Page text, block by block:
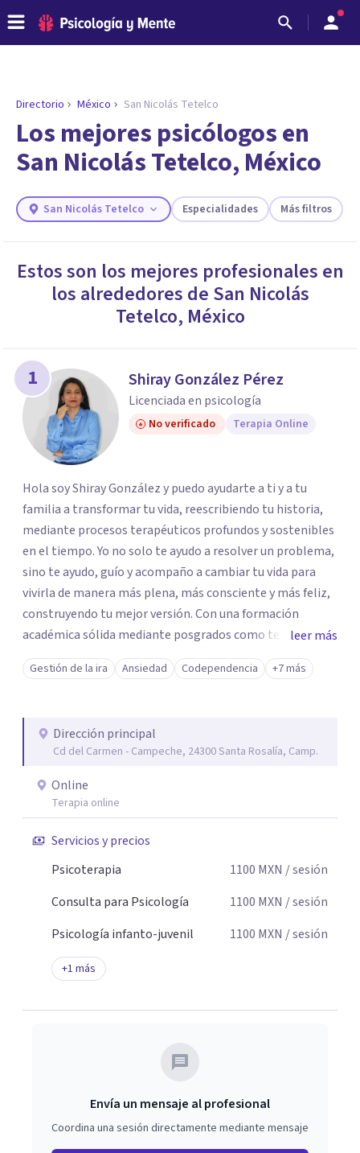
ENCONTRAR MI TERAPEUTA
¿Necesitas ayuda para encontrar el
psicólogo adecuado?
Responde a unas breves preguntas y te ofreceremos
necesidades.
Directorio México San Nicolás Tetelco
Los mejores psicólogos en
San Nicolás Tetelco, México
San Nicolás Tetelco Especialidades Más filtros
Estos son los mejores profesionales en
los alrededores de San Nicolás
Tetelco, México
1 Shiray González Pérez
Licenciada en psicología
No verificado Terapia Online
Hola soy Shiray González y puedo ayudarte a ti y a tu
familia a transformar tu vida, reescribiendo tu historia,
mediante procesos terapéuticos profundos y sostenibles
en el tiempo. Yo no solo te ayudo a resolver un problema,
sino te ayudo, guío y acompaño a cambiar tu vida para
vivirla de manera más plena, más consciente y más feliz,
construyendo tu mejor versión. Con una formación
académica sólida mediante posgrados como terapeuta
breve, familiar e infantil, así como con respaldo
profesional y experiencia clínica de más de 26 años y
auténtica y comunicación clara y directa para darte
seguridad emocional y una dirección firme de tu proceso
de cambio.
leer más
Gestión de la ira Ansiedad Codependencia +7 más
Dirección principal
Cd del Carmen - Campeche, 24300 Santa Rosalía, Camp.
Online
Terapia online
Servicios y precios
Psicoterapia
1100 MXN / sesión
Consulta para Psicología
1100 MXN / sesión
Psicología infanto-juvenil
1100 MXN / sesión
+1 más
Envía un mensaje al profesional
Coordina una sesión directamente mediante mensaje